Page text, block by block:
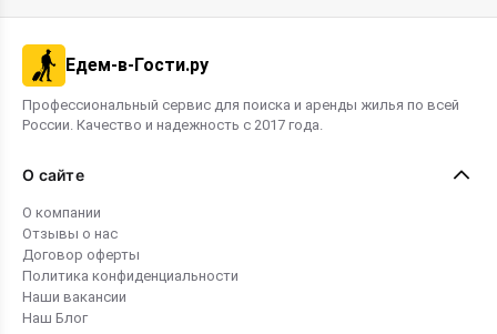
Едем-в-Гости.ру
Профессиональный сервис для поиска и аренды жилья по всей
России. Качество и надежность с 2017 года.
О сайте
О компании
Отзывы о нас
Договор оферты
Политика конфиденциальности
Наши вакансии
Наш Блог